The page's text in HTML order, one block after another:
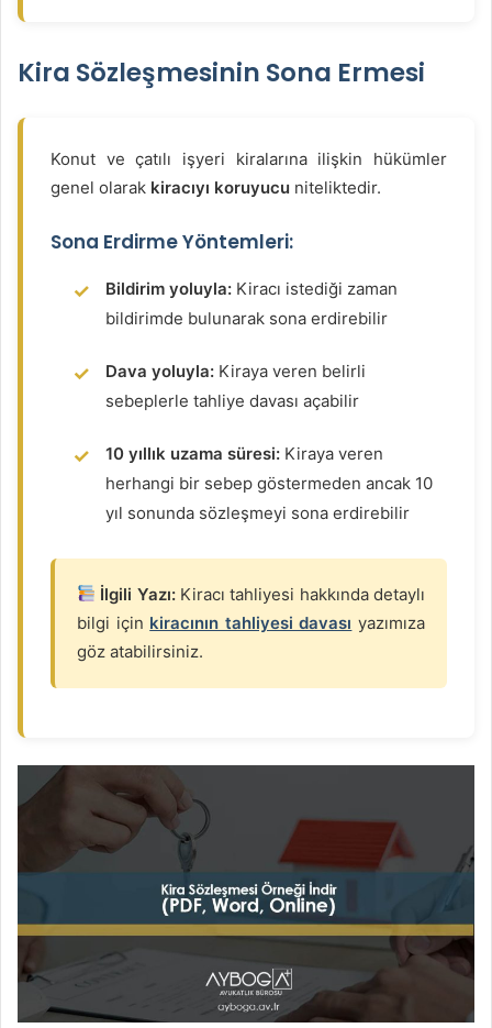
Kira Sözleşmesinin Sona Ermesi
Konut ve çatılı işyeri kiralarına ilişkin hükümler
genel olarak kiracıyı koruyucu niteliktedir.
Sona Erdirme Yöntemleri:
Bildirim yoluyla: Kiracı istediği zaman
bildirimde bulunarak sona erdirebilir
Dava yoluyla: Kiraya veren belirli
sebeplerle tahliye davası açabilir
10 yıllık uzama süresi: Kiraya veren
herhangi bir sebep göstermeden ancak 10
yıl sonunda sözleşmeyi sona erdirebilir
İlgili Yazı:Kiracı tahliyesi hakkında detaylı
bilgi için kiracının tahliyesi davası yazımıza
göz atabilirsiniz.